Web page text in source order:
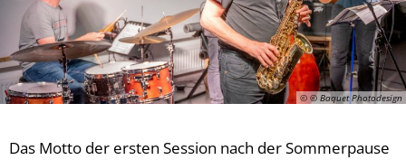
© © Baquet Photodesign
Das Motto der ersten Session nach der Sommerpause